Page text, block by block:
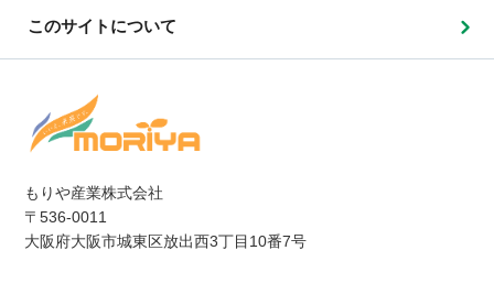
もりや産業株式会社
〒536-0011
大阪府大阪市城東区放出西3丁目10番7号
このサイトについて